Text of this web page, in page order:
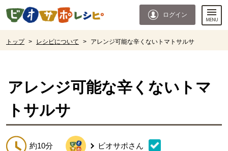
ページの先頭です。
ログイン
トップ > レシピについて > アレンジ可能な辛くないトマトサルサ
アレンジ可能な辛くないトマ
トサルサ
約10分 ビオサポさん